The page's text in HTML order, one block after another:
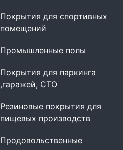
Покрытия для спортивных
помещений
Промышленные полы
Покрытия для паркинга
,гаражей, СТО
Резиновые покрытия для
пищевых производств
Продовольственные